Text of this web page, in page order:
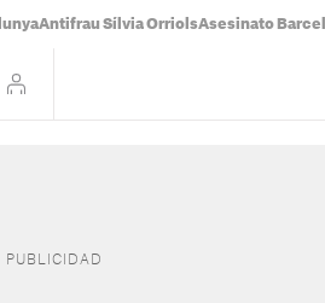
Antifrau Sílvia OrriolsAsesinato